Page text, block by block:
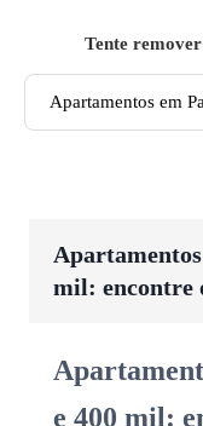
Tente
Apartamentos em
mil: encontre
e 400 mil: